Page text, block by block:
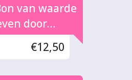
van waarde
door
€12,50